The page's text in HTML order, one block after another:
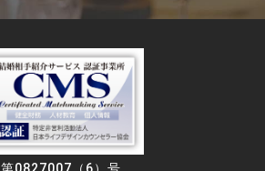
第0827007（6）号